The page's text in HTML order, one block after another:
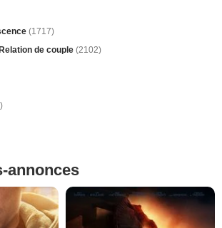
(1717)
de couple (2102)
annonces